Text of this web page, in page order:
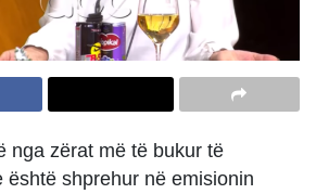
nga zërat më të bukur të
është shprehur në emisionin